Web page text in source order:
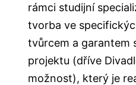
rámci studijní
tvorba ve
tvůrcem a garantem
projektu (dříve
možnost), který je